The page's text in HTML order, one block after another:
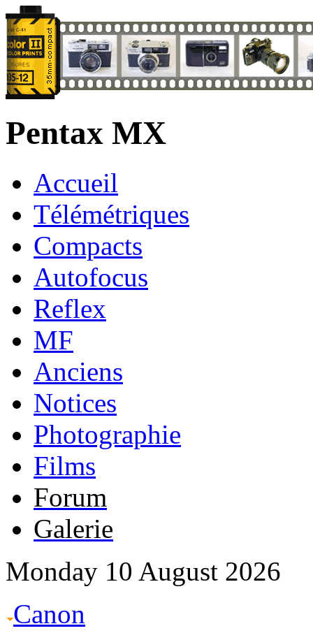
Pentax MX
Accueil
Télémétriques
Compacts
Autofocus
Reflex
MF
Anciens
Notices
Photographie
Films
Forum
Galerie
Monday 10 August 2026
Canon